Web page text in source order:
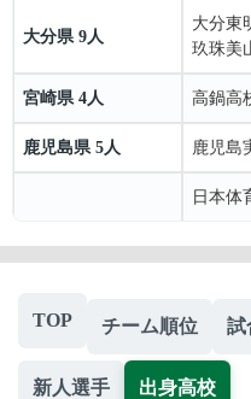
大分県 9人
大分東
玖珠美
宮崎県 4人 高鍋高
鹿児島県 5人 鹿児島
日本体
TOP チーム順位 試
新人選手 出身高校